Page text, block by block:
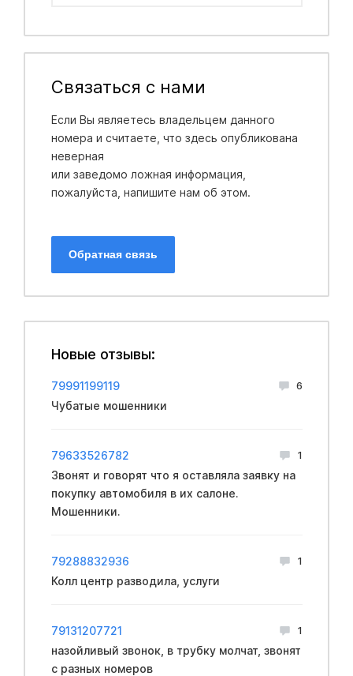
Связаться с нами
Если Вы являетесь владельцем данного
номера и считаете, что здесь опубликована
неверная
или заведомо ложная информация,
пожалуйста, напишите нам об этом.
Обратная связь
Новые отзывы:
79991199119 6
Чубатые мошенники
79633526782 1
Звонят и говорят что я оставляла заявку на
покупку автомобиля в их салоне.
Мошенники.
79288832936 1
Колл центр разводила, услуги
79131207721 1
назойливый звонок, в трубку молчат, звонят
с разных номеров